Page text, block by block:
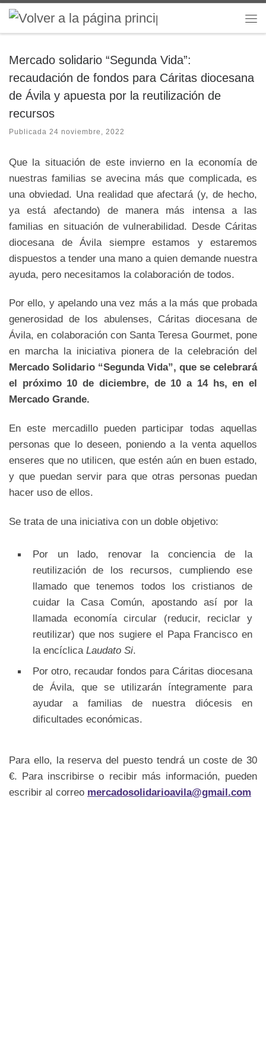
Saltar al contenido
Mercado solidario “Segunda Vida”:
recaudación de fondos para Cáritas diocesana
de Ávila y apuesta por la reutilización de
recursos
Publicada 24 noviembre, 2022
Que la situación de este invierno en la economía de
nuestras familias se avecina más que complicada, es
una obviedad. Una realidad que afectará (y, de hecho,
ya está afectando) de manera más intensa a las
familias en situación de vulnerabilidad. Desde Cáritas
diocesana de Ávila siempre estamos y estaremos
dispuestos a tender una mano a quien demande nuestra
ayuda, pero necesitamos la colaboración de todos.
Por ello, y apelando una vez más a la más que probada
generosidad de los abulenses, Cáritas diocesana de
Ávila, en colaboración con Santa Teresa Gourmet, pone
en marcha la iniciativa pionera de la celebración del
Mercado Solidario “Segunda Vida”, que se celebrará
el próximo 10 de diciembre, de 10 a 14 hs, en el
Mercado Grande.
En este mercadillo pueden participar todas aquellas
personas que lo deseen, poniendo a la venta aquellos
enseres que no utilicen, que estén aún en buen estado,
y que puedan servir para que otras personas puedan
hacer uso de ellos.
Se trata de una iniciativa con un doble objetivo:
Por un lado, renovar la conciencia de la
reutilización de los recursos, cumpliendo ese
llamado que tenemos todos los cristianos de
cuidar la Casa Común, apostando así por la
llamada economía circular (reducir, reciclar y
reutilizar) que nos sugiere el Papa Francisco en
la encíclica Laudato Si.
Por otro, recaudar fondos para Cáritas diocesana
de Ávila, que se utilizarán íntegramente para
ayudar a familias de nuestra diócesis en
dificultades económicas.
Para ello, la reserva del puesto tendrá un coste de 30
€. Para inscribirse o recibir más información, pueden
escribir al correo mercadosolidarioavila@gmail.com